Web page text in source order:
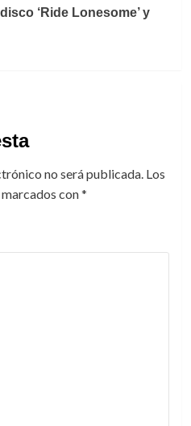
‘Ride Lonesome’ y
no será publicada. Los
con*